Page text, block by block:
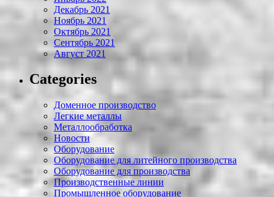
Декабрь 2021
Ноябрь 2021
Октябрь 2021
Сентябрь 2021
Август 2021
Categories
Доменное производство
Легкие металлы
Металлообработка
Новости
Оборудование
Оборудование для литейного производства
Оборудование для производства
Производственные линии
Промышленное оборудование